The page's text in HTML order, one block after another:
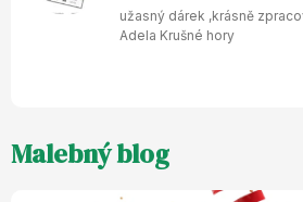
produktu
je
užasný dárek ,krásně
Adela Krušné hory
Malebný blog